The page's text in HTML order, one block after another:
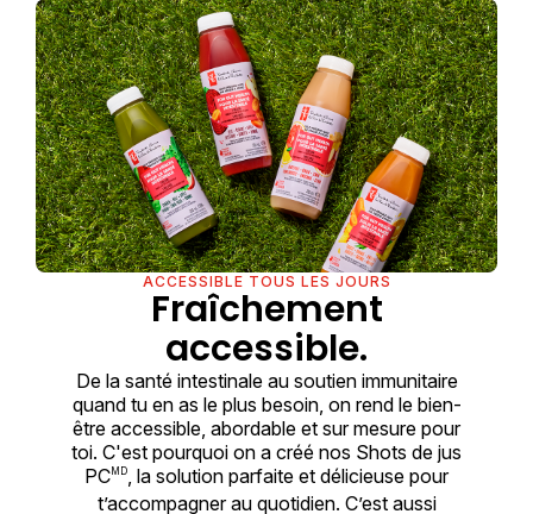
ACCESSIBLE TOUS LES JOURS
Fraîchement
accessible.
De la santé intestinale au soutien immunitaire
quand tu en as le plus besoin, on rend le bien-
être accessible, abordable et sur mesure pour
toi. C'est pourquoi on a créé nos Shots de jus
PCMD
, la solution parfaite et délicieuse pour
t’accompagner au quotidien. C’est aussi